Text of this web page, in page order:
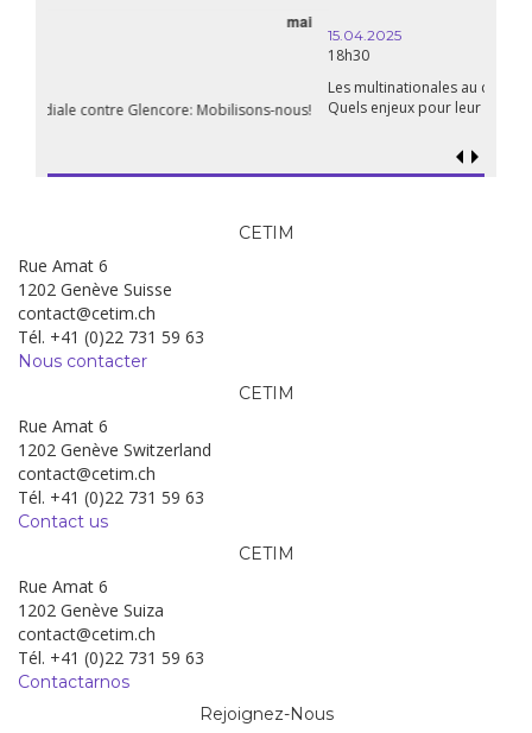
Les multinationales au coeur d’un nouvel âge de l’impérialisme.
Quels enjeux pour leur régulation ?
CETIM
Rue Amat 6
1202 Genève Suisse
contact@cetim.ch
Tél. +41 (0)22 731 59 63
Nous contacter
CETIM
Rue Amat 6
1202 Genève Switzerland
contact@cetim.ch
Tél. +41 (0)22 731 59 63
Contact us
CETIM
Rue Amat 6
1202 Genève Suiza
contact@cetim.ch
Tél. +41 (0)22 731 59 63
Contactarnos
Rejoignez-Nous